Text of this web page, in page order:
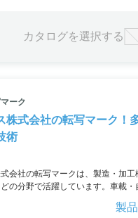
カタログを選択する
ーク
株式会社の転写マーク！
術
会社の転写マークは、製造・加工
の分野で活躍しています。車載・
どで採用されており、インキ層のみ
ため、製品に直接絵付けしたよう
製